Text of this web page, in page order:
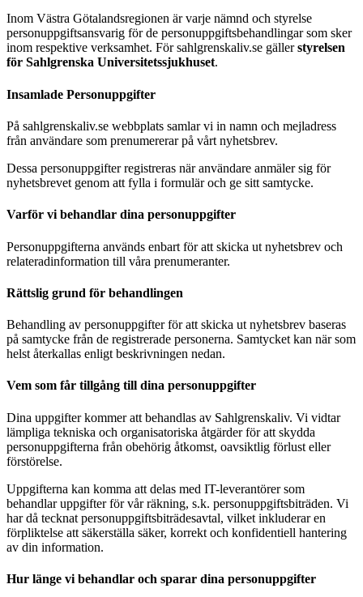
Inom Västra Götalandsregionen är varje nämnd och styrelse
personuppgiftsansvarig för de personuppgiftsbehandlingar som sker
inom respektive verksamhet. För sahlgrenskaliv.se gällerstyrelsen
för Sahlgrenska Universitetssjukhuset.
Insamlade Personuppgifter
På sahlgrenskaliv.se webbplats samlar vi in namn och mejladress
från användare som prenumererar på vårt nyhetsbrev.
Dessa personuppgifter registreras när användare anmäler sig för
nyhetsbrevet genom att fylla i formulär och ge sitt samtycke.
Varför vi behandlar dina personuppgifter
Personuppgifterna används enbart för att skicka ut nyhetsbrev och
relateradinformation till våra prenumeranter.
Rättslig grund för behandlingen
Behandling av personuppgifter för att skicka ut nyhetsbrev baseras
på samtycke från de registrerade personerna. Samtycket kan när som
helst återkallas enligt beskrivningen nedan.
Vem som får tillgång till dina personuppgifter
Dina uppgifter kommer att behandlas av Sahlgrenskaliv. Vi vidtar
lämpliga tekniska och organisatoriska åtgärder för att skydda
personuppgifterna från obehörig åtkomst, oavsiktlig förlust eller
förstörelse.
Uppgifterna kan komma att delas med IT-leverantörer som
behandlar uppgifter för vår räkning, s.k. personuppgiftsbiträden. Vi
har då tecknat personuppgiftsbiträdesavtal, vilket inkluderar en
förpliktelse att säkerställa säker, korrekt och konfidentiell hantering
av din information.
Hur länge vi behandlar och sparar dina personuppgifter